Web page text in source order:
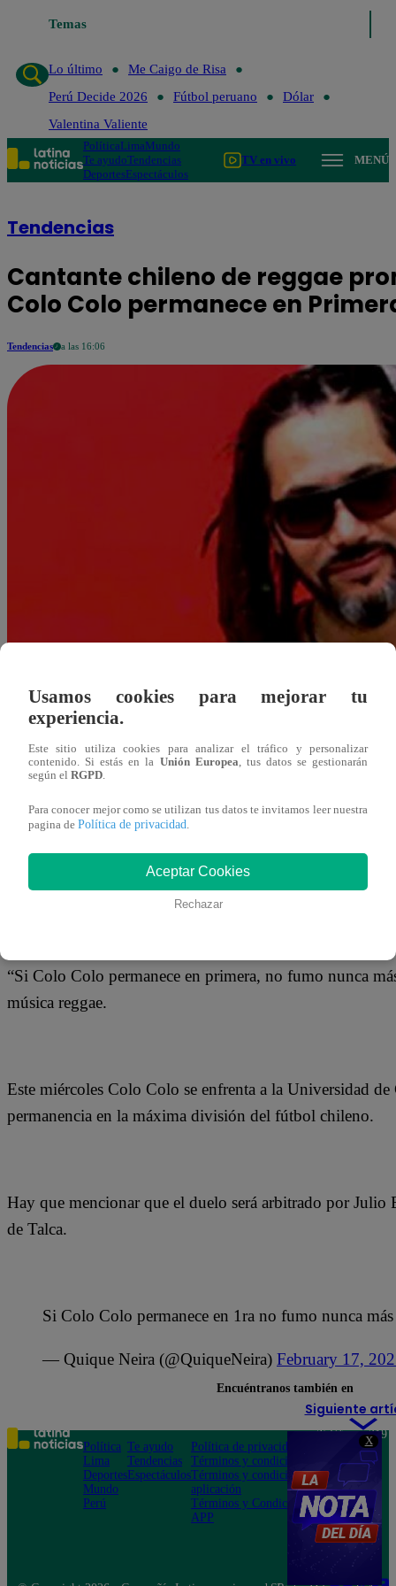
X
Temas
Lo último
Me Caigo de Risa
Perú Decide 2026
Fútbol peruano
Dólar
Valentina Valiente
PolíticaLimaMundo
Te ayudoTendencias
DeportesEspectáculos
TV en vivo MENÚ
Tendencias
Cantante chileno de reggae
Colo Colo permanece en
Tendencias a las 16:06
Redacción Latina
Quique Neira, exvocalista de la agrupación Gondwana,
dejaría de fumar si es que Colo Colo logra permanecer
“Si Colo Colo permanece en primera, no fumo nunca
música reggae.
Este miércoles Colo Colo se enfrenta a la Universidad
permanencia en la máxima división del fútbol chileno.
Hay que mencionar que el duelo será arbitrado por Julio
de Talca.
Si Colo Colo permanece en 1ra no fumo nunca
— Quique Neira (@QuiqueNeira) February 17,
Siguiente
Usamos cookies para mejorar tu
experiencia.
Este sitio utiliza cookies para analizar el tráfico y personalizar
contenido. Si estás en la Unión Europea, tus datos se gestionarán
según el RGPD.
Para conocer mejor como se utilizan tus datos te invitamos leer nuestra
pagina de Política de privacidad.
Aceptar Cookies
Rechazar
Encuéntranos también en
Política
Lima
Deportes
Mundo
Perú
Te ayudo
Tendencias
Espectáculos
Política de privacidad
Términos y condiciones
Términos y condiciones
aplicación
Términos y Condiciones
APP
Teléfono: 219
Av. San
Felipe 968
Jesús María